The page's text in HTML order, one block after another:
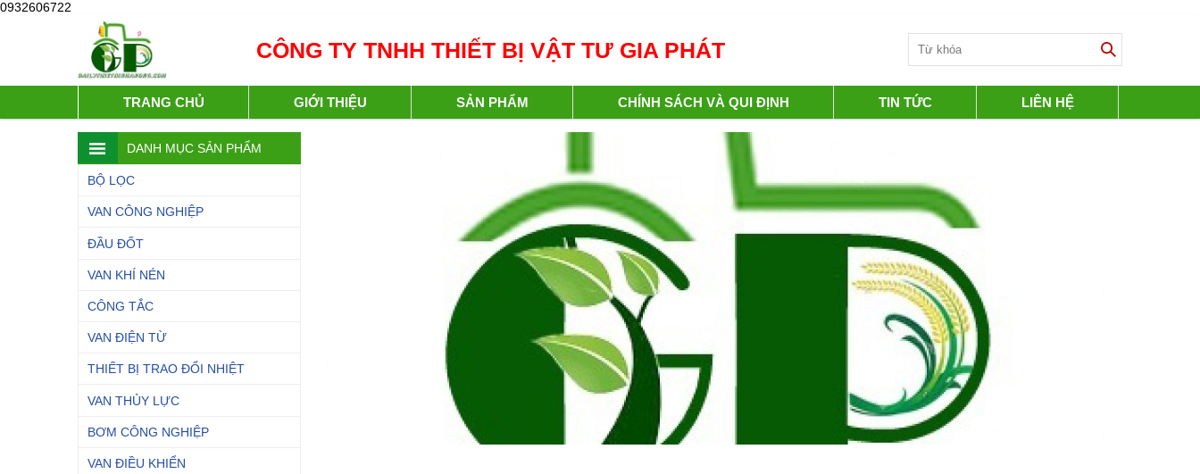
0932606722
CÔNG TY TNHH THIẾT BỊ VẬT TƯ GIA PHÁT
TRANG CHỦ GIỚI THIỆU SẢN PHẨM CHÍNH SÁCH VÀ QUI ĐỊNH TIN TỨC LIÊN HỆ
DANH MỤC SẢN PHẨM
BỘ LỌC
VAN CÔNG NGHIỆP
ĐẦU ĐỐT
VAN KHÍ NÉN
CÔNG TẮC
VAN ĐIỆN TỪ
THIẾT BỊ TRAO ĐỔI NHIỆT
VAN THỦY LỰC
BƠM CÔNG NGHIỆP
VAN ĐIỀU KHIỂN